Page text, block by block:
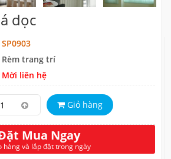
dọc
SP0903
Rèm trang trí
Mời liên hệ
Giỏ hàng
Mua Ngay
hàng và lắp đặt trong ngày